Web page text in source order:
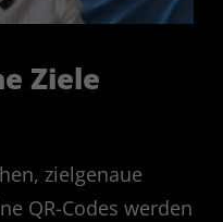
Ziele
zielgenaue
QR-Codes werden